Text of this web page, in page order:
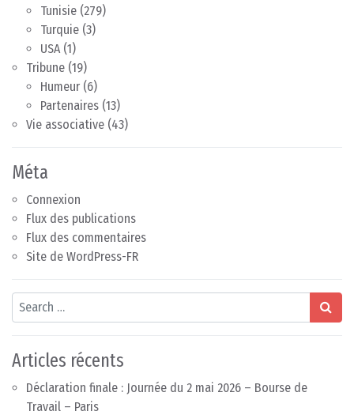
Tunisie (279)
Turquie (3)
USA(1)
Tribune (19)
Humeur (6)
Partenaires (13)
Vie associative (43)
Méta
Connexion
Flux des publications
Flux des commentaires
Site de WordPress-FR
Search
Articles récents
Déclaration finale : Journée du 2 mai 2026 – Bourse de
Travail – Paris